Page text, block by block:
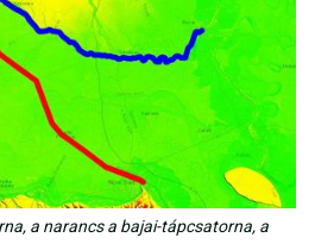
a narancs a bajai-tápcsatorna, a